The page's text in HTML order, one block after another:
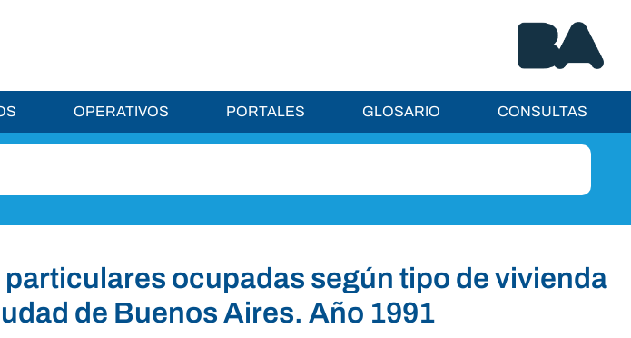
OPERATIVOS PORTALES GLOSARIO CONSULTAS
ocupadas según tipo de vivienda
de Buenos Aires. Año 1991